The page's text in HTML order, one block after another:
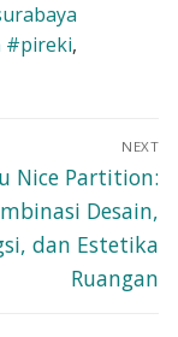
#pireki,
NEXT
Nice Partition:
Desain,
dan Estetika
Ruangan